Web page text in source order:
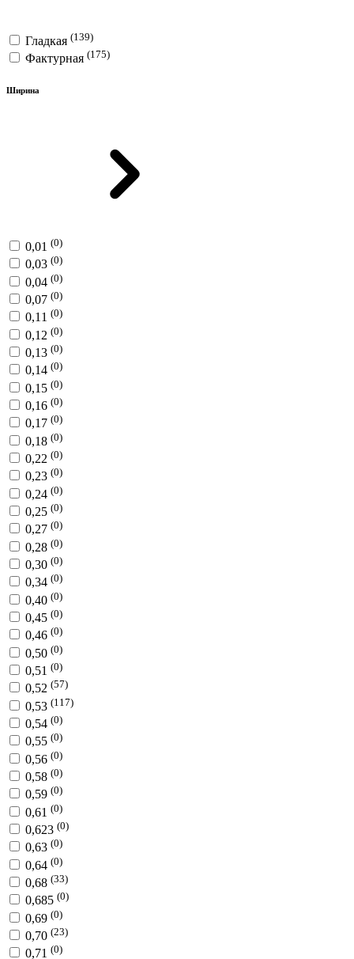
Гладкая (139)
Фактурная (175)
Ширина
0,01 (0)
0,03 (0)
0,04 (0)
0,07 (0)
0,11 (0)
0,12 (0)
0,13 (0)
0,14 (0)
0,15 (0)
0,16 (0)
0,17 (0)
0,18 (0)
0,22 (0)
0,23 (0)
0,24 (0)
0,25 (0)
0,27 (0)
0,28 (0)
0,30 (0)
0,34 (0)
0,40 (0)
0,45 (0)
0,46 (0)
0,50 (0)
0,51 (0)
0,52 (57)
0,53 (117)
0,54 (0)
0,55 (0)
0,56 (0)
0,58 (0)
0,59 (0)
0,61 (0)
0,623 (0)
0,63 (0)
0,64 (0)
0,68 (33)
0,685 (0)
0,69 (0)
0,70 (23)
0,71 (0)